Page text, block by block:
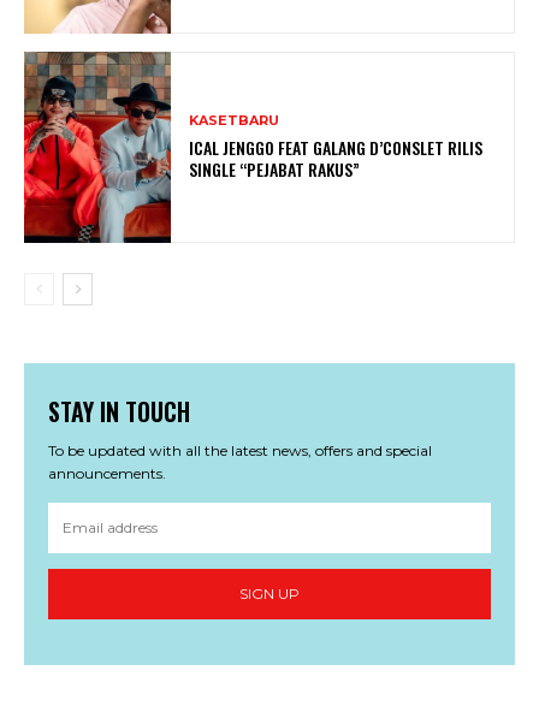
KASETBARU
ICAL JENGGO FEAT GALANG D’CONSLET RILIS
SINGLE “PEJABAT RAKUS”
STAY IN TOUCH
To be updated with all the latest news, offers and special
announcements.
SIGN UP